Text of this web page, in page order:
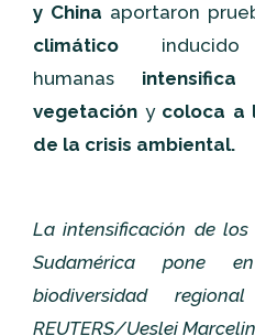
y China aportaron
climático inducido
humanas
vegetación y coloca a
de la crisis ambiental.
La intensificación de
Sudamérica pone
biodiversidad
REUTERS/Ueslei